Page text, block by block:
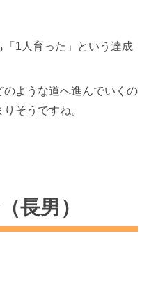
1人育った」という達成
ような道へ進んでいくの
そうですね。
長男）